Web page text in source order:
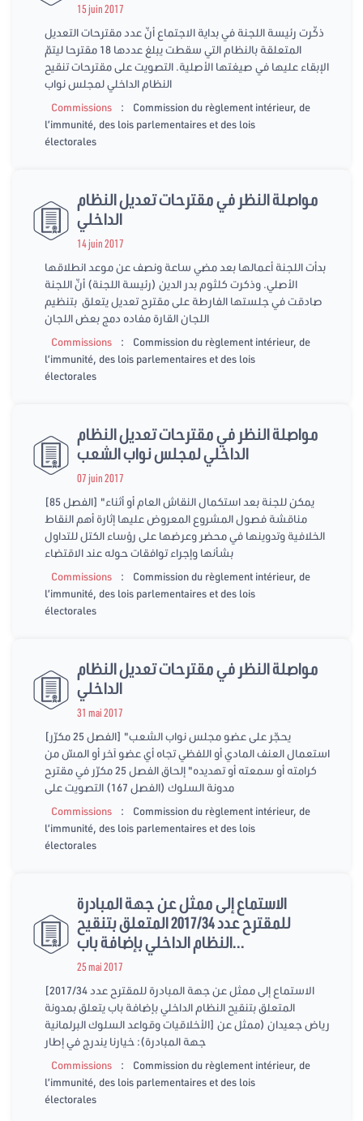
15 juin 2017
ذكّرت رئيسة اللجنة في بداية الاجتماع أنّ عدد مقترحات التعديل
المتعلقة بالنظام التي سقطت يبلغ عددها 18 مقترحا ليتمّ
الإبقاء عليها في صيغتها الأصلية. التصويت على مقترحات تنقيح
النظام الداخلي لمجلس نواب
Commissions
:
Commission du règlement intérieur, de
l’immunité, des lois parlementaires et des lois
électorales
مواصلة النظر في مقترحات تعديل النظام
الداخلي
14 juin 2017
بدأت اللجنة أعمالها بعد مضي ساعة ونصف عن موعد انطلاقها
الأصلي. وذكرت كلثوم بدر الدين (رئيسة اللجنة) أنّ اللجنة
صادقت في جلستها الفارطة على مقترح تعديل يتعلق بتنظيم
اللجان القارة مفاده دمج بعض اللجان
Commissions
:
Commission du règlement intérieur, de
l’immunité, des lois parlementaires et des lois
électorales
مواصلة النظر في مقترحات تعديل النظام
الداخلي لمجلس نواب الشعب
07 juin 2017
[الفصل 85] "يمكن للجنة بعد استكمال النقاش العام أو أثناء
مناقشة فصول المشروع المعروض عليها إثارة أهم النقاط
الخلافية وتدوينها في محضر وعرضها على رؤساء الكتل للتداول
بشأنها وإجراء توافقات حوله عند الاقتضاء
Commissions
:
Commission du règlement intérieur, de
l’immunité, des lois parlementaires et des lois
électorales
مواصلة النظر في مقترحات تعديل النظام
الداخلي
31 mai 2017
[الفصل 25 مكرّر] "يحجّر على عضو مجلس نواب الشعب
استعمال العنف المادي أو اللفظي تجاه أي عضو آخر أو المسّ من
كرامته أو سمعته أو تهديده" إلحاق الفصل 25 مكرّر في مقترح
مدونة السلوك (الفصل 167) التصويت على
Commissions
:
Commission du règlement intérieur, de
l’immunité, des lois parlementaires et des lois
électorales
الاستماع إلى ممثل عن جهة المبادرة
للمقترح عدد 2017/34 المتعلق بتنقيح
النظام الداخلي بإضافة باب...
25 mai 2017
[الاستماع إلى ممثل عن جهة المبادرة للمقترح عدد 2017/34
المتعلق بتنقيح النظام الداخلي بإضافة باب يتعلق بمدونة
الأخلاقيات وقواعد السلوك البرلمانية] رياض جعيدان (ممثل عن
جهة المبادرة): خيارنا يندرج في إطار
Commissions
:
Commission du règlement intérieur, de
l’immunité, des lois parlementaires et des lois
électorales